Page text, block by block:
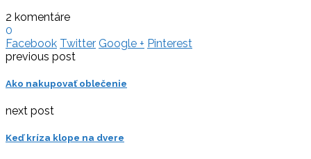
2 komentáre
0
Facebook Twitter Google + Pinterest
previous post
Ako nakupovať oblečenie
next post
Keď kríza klope na dvere